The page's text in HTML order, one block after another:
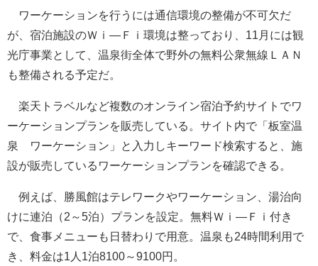
ワーケーションを行うには通信環境の整備が不可欠だ
が、宿泊施設のＷｉ―Ｆｉ環境は整っており、11月には観
光庁事業として、温泉街全体で野外の無料公衆無線ＬＡＮ
も整備される予定だ。
楽天トラベルなど複数のオンライン宿泊予約サイトでワ
ーケーションプランを販売している。サイト内で「板室温
泉 ワーケーション」と入力しキーワード検索すると、施
設が販売しているワーケーションプランを確認できる。
例えば、勝風館はテレワークやワーケーション、湯治向
けに連泊（2～5泊）プランを設定。無料Ｗｉ―Ｆｉ付き
で、食事メニューも日替わりで用意。温泉も24時間利用で
き、料金は1人1泊8100～9100円。